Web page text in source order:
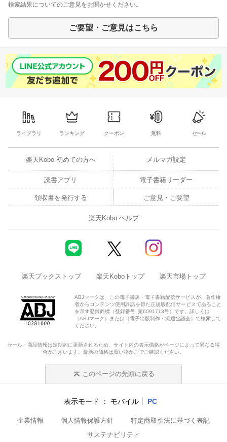
検索結果についてのご意見をお聞かせください。
ご要望・ご意見はこちら
ライブラリ ランキング クーポン 無料 セール
楽天Kobo 初めての方へ メルマガ設定
読書アプリ 電子書籍リーダー
領収書を発行する ご意見・ご要望
楽天Kobo ヘルプ
楽天ブックストップ 楽天Koboトップ 楽天市場トップ
ABJマークは、この電子書店・電子書籍配信サービスが、著作権
者からコンテンツ使用許諾を得た正規版配信サービスであること
を示す登録商標（登録番号 第6091713号）です。詳しくは
［ABJマーク］または［電子出版制作・流通協議会］で検索して
ください。
セール・商品情報は定期的に更新されるため、サイト内の表示価格がページによって異なる場
合がございます。最新の価格は買い物かごでご確認ください。
このページの先頭に戻る
表示モード モバイル PC
企業情報 個人情報保護方針
特定商取引法に基づく表記
サステナビリティ